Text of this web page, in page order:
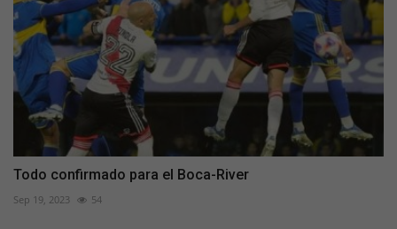
Todo confirmado para el Boca-River
Sep 19, 2023 54